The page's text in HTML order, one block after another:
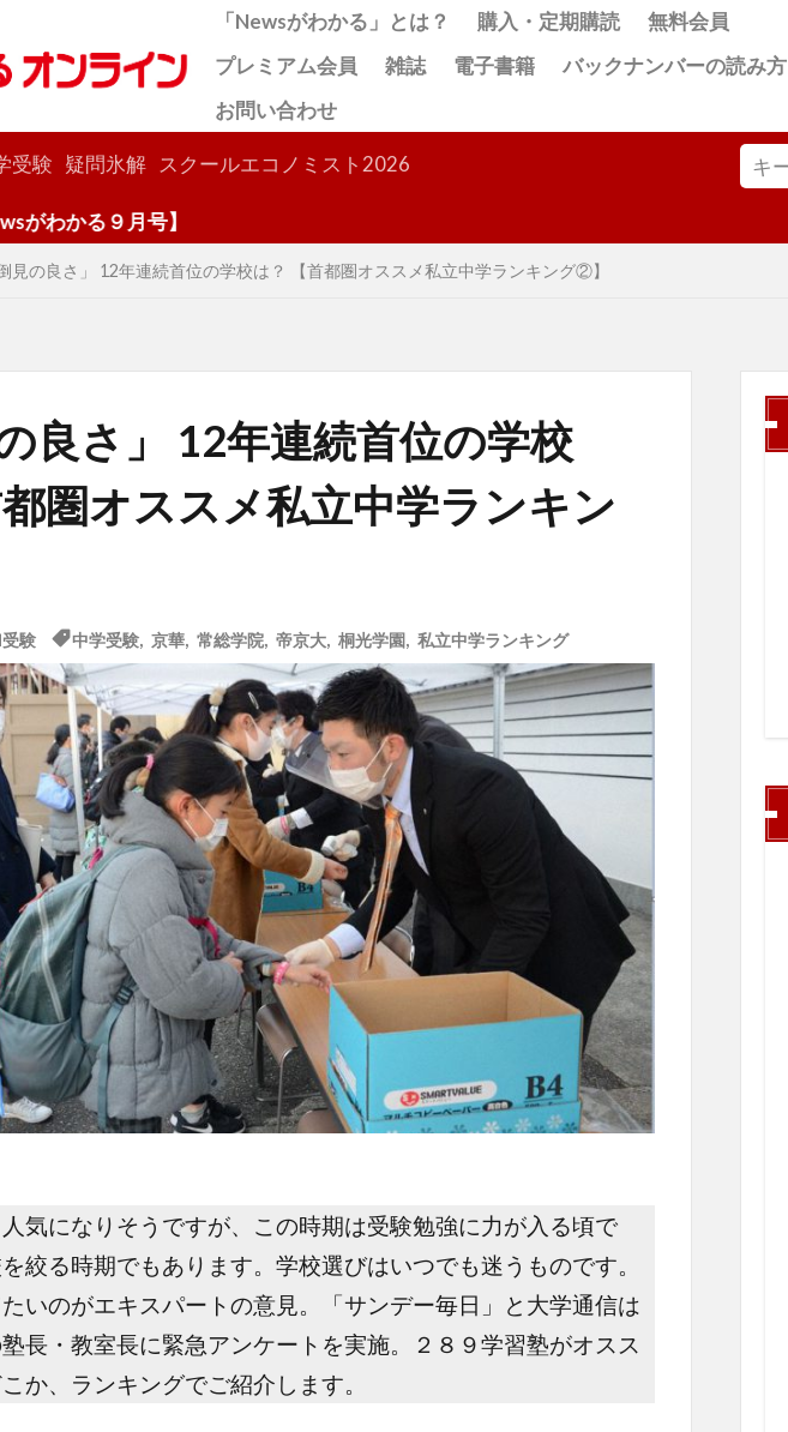
「Newsがわかる」とは？ 購入・定期購読
無料会員
プレミアム会員
雑誌 電子書籍
バックナンバーの読み方
お問い合わせ
受験 疑問氷解 スクールエコノミスト2026
号】
倒見の良さ」 12年連続首位の学校は？ 【首都圏オススメ私立中学ランキング②】
良さ」 12年連続首位の学校
圏オススメ私立中学ランキン
受験 中学受験, 京華, 常総学院, 帝京大, 桐光学園 私立中学ランキング
気になりそうですが、この時期は受験勉強に力が入る頃で
絞る時期でもあります。学校選びはいつでも迷うものです。
いのがエキスパートの意見。「サンデー毎日」と大学通信は
長・教室長に緊急アンケートを実施。２８９学習塾がオスス
か、ランキングでご紹介します。
検索